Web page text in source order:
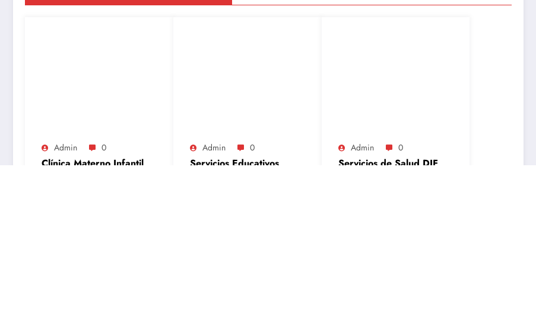
Admin 0
Clínica Materno Infantil
Admin 0
Servicios Educativos
Admin 0
Servicios de Salud DIF